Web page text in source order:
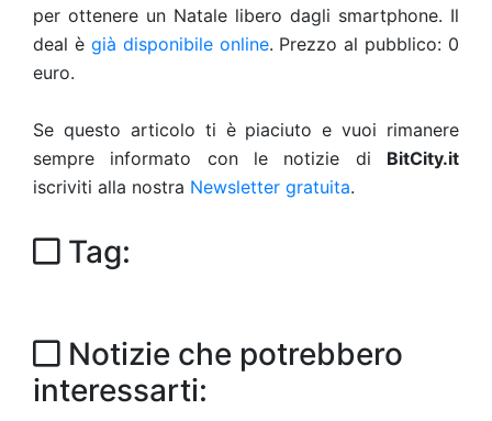
per ottenere un Natale libero dagli smartphone. Il
deal è già disponibile online. Prezzo al pubblico: 0
euro.
Se questo articolo ti è piaciuto e vuoi rimanere
sempre informato con le notizie di BitCity.it
iscriviti alla nostra Newsletter gratuita.
Tag:
Notizie che potrebbero
interessarti: